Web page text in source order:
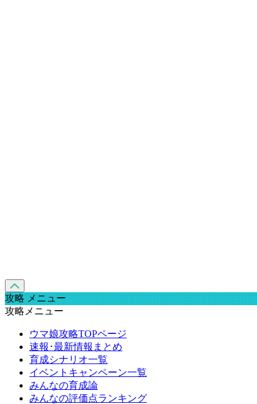
攻略 メニュー
攻略メニュー
ウマ娘攻略TOPページ
速報･最新情報まとめ
育成シナリオ一覧
イベントキャンペーン一覧
みんなの育成論
みんなの評価点ランキング